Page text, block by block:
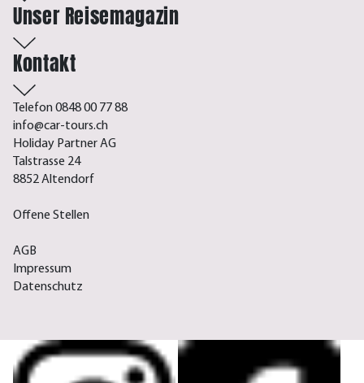
Unser Reisemagazin
Kontakt
Telefon 0848 00 77 88
info@car-tours.ch
Holiday Partner AG
Talstrasse 24
8852 Altendorf
Offene Stellen
AGB
Impressum
Datenschutz